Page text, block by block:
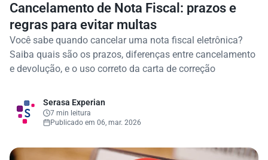
Cancelamento de Nota Fiscal: prazos e
regras para evitar multas
Você sabe quando cancelar uma nota fiscal eletrônica?
Saiba quais são os prazos, diferenças entre cancelamento
e devolução, e o uso correto da carta de correção
Serasa Experian
7 min leitura
Publicado em 06, mar. 2026